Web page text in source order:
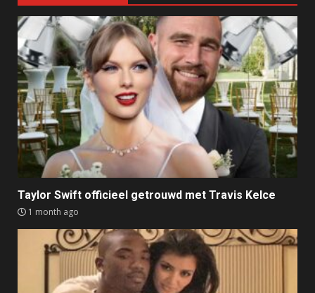
Taylor Swift officieel getrouwd met Travis Kelce
1 month ago